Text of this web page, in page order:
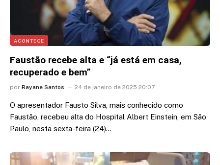
ACONTECE
Faustão recebe alta e “já está em casa,
recuperado e bem”
por Rayane Santos 24 de janeiro de 2025 20:07
O apresentador Fausto Silva, mais conhecido como
Faustão, recebeu alta do Hospital Albert Einstein, em São
Paulo, nesta sexta-feira (24)…